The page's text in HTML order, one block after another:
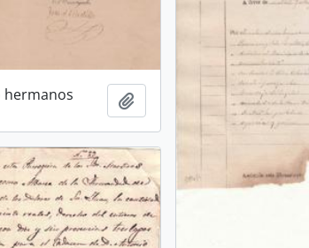
hermanos
Añadir al portapapeles